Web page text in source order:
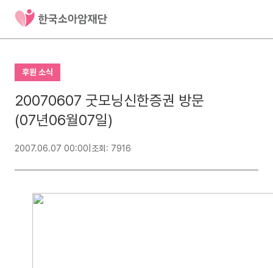
후원 소식
20070607 굿모닝신한증권 방문
(07년06월07일)
2007.06.07 00:00 조회: 7916